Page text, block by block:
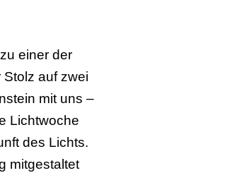
einer der
auf zwei
mit uns –
Lichtwoche
des Lichts.
mitgestaltet